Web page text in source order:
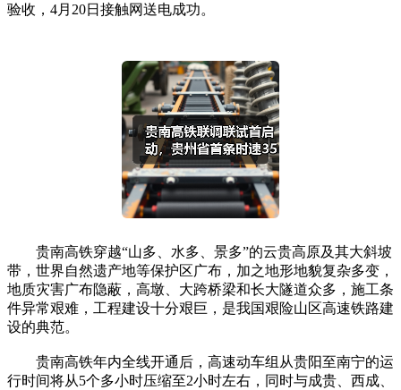
验收，4月20日接触网送电成功。
贵南高铁穿越“山多、水多、景多”的云贵高原及其大斜坡
带，世界自然遗产地等保护区广布，加之地形地貌复杂多变，
地质灾害广布隐蔽，高墩、大跨桥梁和长大隧道众多，施工条
件异常艰难，工程建设十分艰巨，是我国艰险山区高速铁路建
设的典范。
贵南高铁年内全线开通后，高速动车组从贵阳至南宁的运
行时间将从5个多小时压缩至2小时左右，同时与成贵、西成、